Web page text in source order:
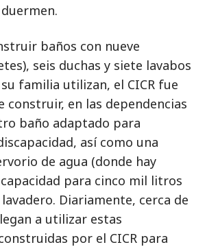
baños con nueve
seis duchas y siete lavabos
familia utilizan, el CICR fue
construir, en las dependencias
baño adaptado para
así como una
de agua (donde hay
para cinco mil litros
Diariamente, cerca de
a utilizar estas
por el CICR para